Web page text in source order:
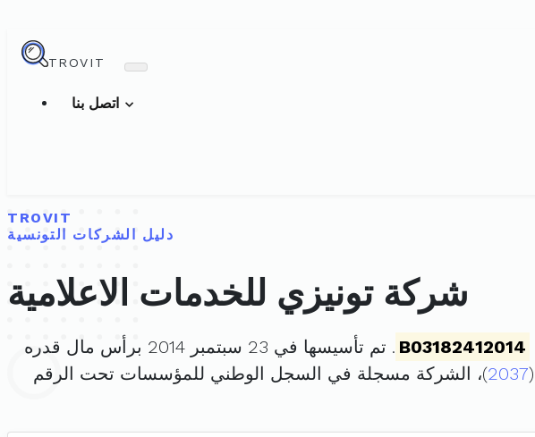
TROVIT
TROVIT
دليل الشركات التونسية
شركة تونيزي للخدمات الاعلامية
B03182412014 . تم تأسيسها في 23 سبتمبر 2014 برأس مال قدره
2037)، الشركة مسجلة في السجل الوطني للمؤسسات تحت الرقم